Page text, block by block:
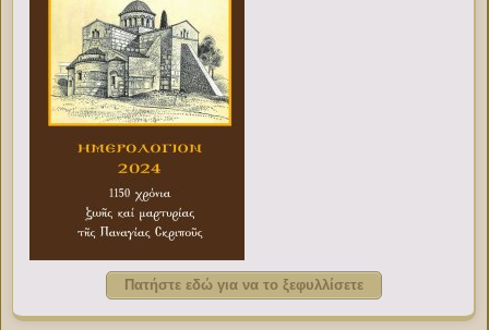
Πατήστε εδώ για να το ξεφυλλίσετε